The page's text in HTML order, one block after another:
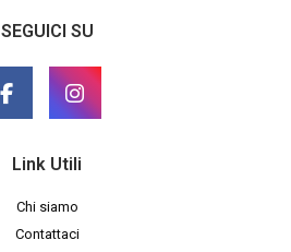
SEGUICI SU
Link Utili
Chi siamo
Contattaci